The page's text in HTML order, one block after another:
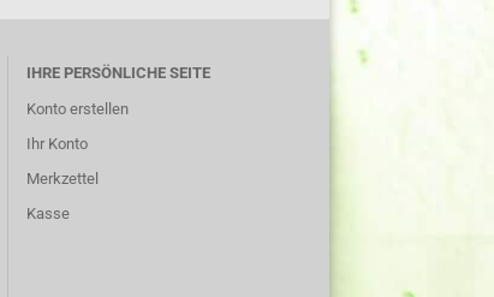
IHRE PERSÖNLICHE SEITE
Konto erstellen
Ihr Konto
Merkzettel
Kasse